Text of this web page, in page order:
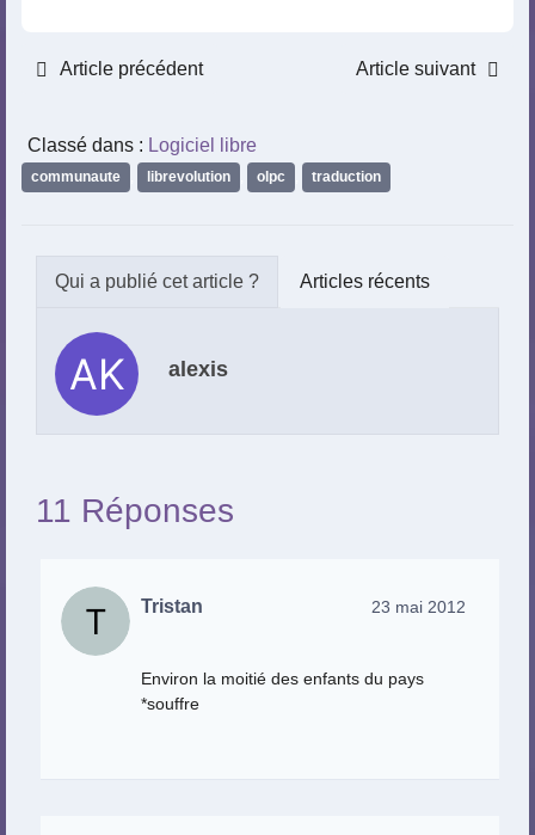
Article précédent Article suivant
Classé dans : Logiciel libre
communaute librevolution olpc traduction
Articles récents
alexis
11 Réponses
Tristan 23 mai 2012
Environ la moitié des enfants du pays
*souffre